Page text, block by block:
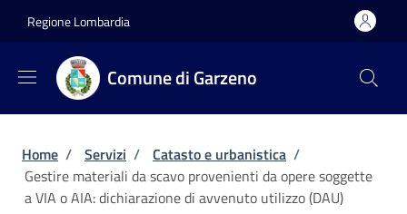
Regione Lombardia
Comune di Garzeno
Briciole di pane
Home / Servizi / Catasto e urbanistica /
Gestire materiali da scavo provenienti da opere soggette
a VIA o AIA: dichiarazione di avvenuto utilizzo (DAU)